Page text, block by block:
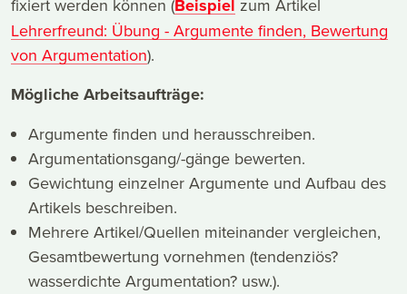
fixiert werden können (Beispiel zum Artikel
Lehrerfreund: Übung - Argumente finden, Bewertung
von Argumentation).
Mögliche Arbeitsaufträge:
Argumente finden und herausschreiben.
Argumentationsgang/-gänge bewerten.
Gewichtung einzelner Argumente und Aufbau des
Artikels beschreiben.
Mehrere Artikel/Quellen miteinander vergleichen,
Gesamtbewertung vornehmen (tendenziös?
wasserdichte Argumentation? usw.).